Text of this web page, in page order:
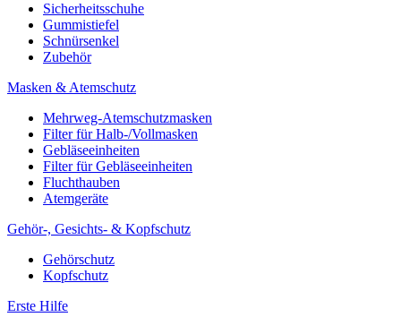
Sicherheitsschuhe
Gummistiefel
Schnürsenkel
Zubehör
Masken & Atemschutz
Mehrweg-Atemschutzmasken
Filter für Halb-/Vollmasken
Gebläseeinheiten
Filter für Gebläseeinheiten
Fluchthauben
Atemgeräte
Gehör-, Gesichts- & Kopfschutz
Gehörschutz
Kopfschutz
Erste Hilfe